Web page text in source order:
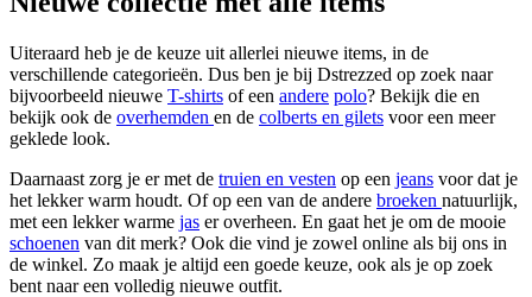
Uiteraard heb je de keuze uit allerlei nieuwe items, in de
verschillende categorieën. Dus ben je bij Dstrezzed op zoek naar
bijvoorbeeld nieuwe T-shirts of een andere polo? Bekijk die en
bekijk ook de overhemden en de colberts en gilets voor een meer
geklede look.
Daarnaast zorg je er met de truien en vesten op een jeans voor dat je
het lekker warm houdt. Of op een van de andere broeken natuurlijk,
met een lekker warme jas er overheen. En gaat het je om de mooie
schoenen van dit merk? Ook die vind je zowel online als bij ons in
de winkel. Zo maak je altijd een goede keuze, ook als je op zoek
bent naar een volledig nieuwe outfit.